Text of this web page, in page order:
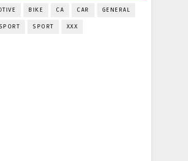
BIKE CA CAR GENERAL
SPORT XXX